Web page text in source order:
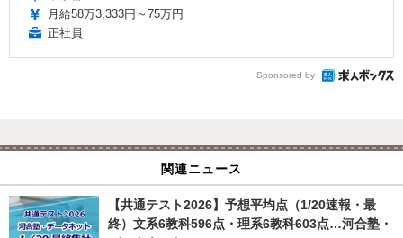
月給58万3,333円～75万円
正社員
Sponsored by
関連ニュース
【共通テスト2026】予想平均点（1/20速報・最
終）文系6教科596点・理系6教科603点…河合塾・